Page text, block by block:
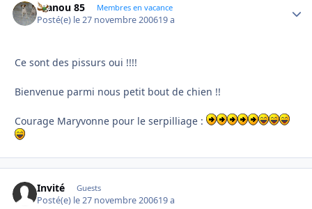
manou 85 Membres en vacance
Posté(e) le 27 novembre 200619 a
Ce sont des pissurs oui !!!!
Bienvenue parmi nous petit bout de chien !!
Courage Maryvonne pour le serpilliage :
Invité Guests
Posté(e) le 27 novembre 200619 a